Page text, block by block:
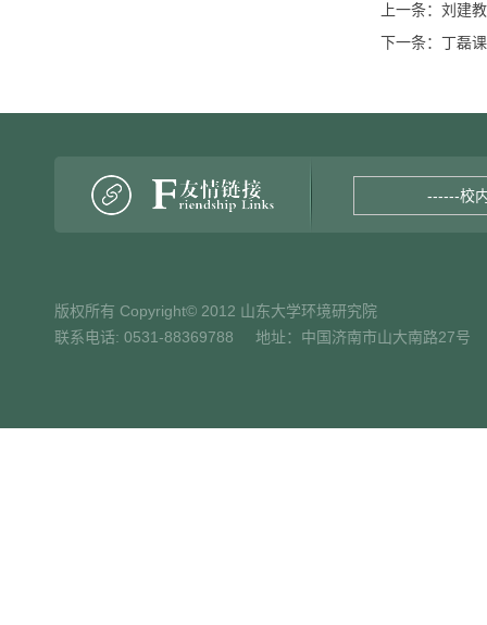
上一条： 刘建
下一条： 丁磊
------校
版权所有 Copyright© 2012 山东大学环境研究院
联系电话: 0531-88369788 地址：中国济南市山大南路27号